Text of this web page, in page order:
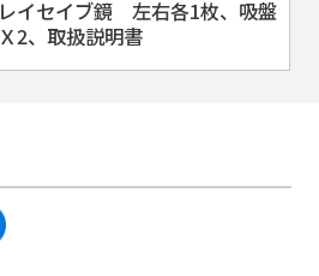
レイセイブ鏡 左右各1枚、吸盤
Ｘ2、取扱説明書